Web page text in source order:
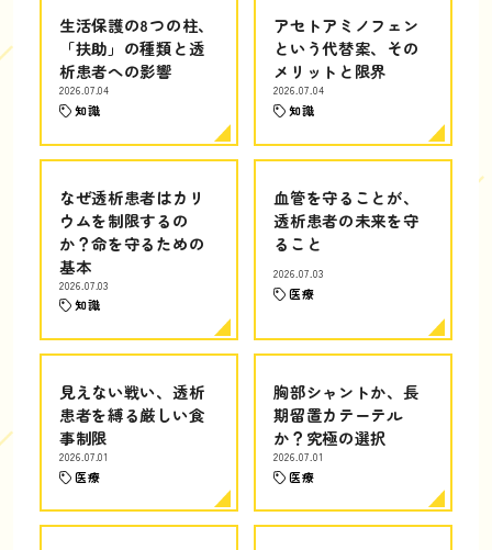
生活保護の8つの柱、
「扶助」の種類と透
析患者への影響
2026.07.04
知識
アセトアミノフェン
という代替案、その
メリットと限界
2026.07.04
知識
なぜ透析患者はカリ
ウムを制限するの
か？命を守るための
基本
2026.07.03
知識
血管を守ることが、
透析患者の未来を守
ること
2026.07.03
医療
見えない戦い、透析
患者を縛る厳しい食
事制限
2026.07.01
医療
胸部シャントか、長
期留置カテーテル
か？究極の選択
2026.07.01
医療